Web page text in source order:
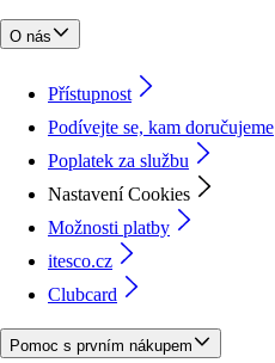
O nás
Přístupnost
Podívejte se, kam doručujeme
Poplatek za službu
Nastavení Cookies
Možnosti platby
itesco.cz
Clubcard
Pomoc s prvním nákupem